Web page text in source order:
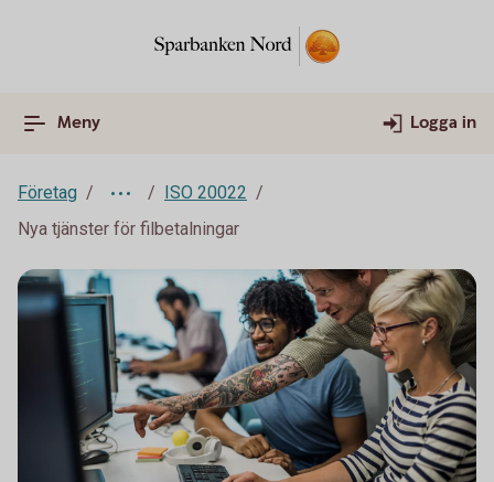
Meny Logga in
Företag
ISO 20022
Nya tjänster för filbetalningar